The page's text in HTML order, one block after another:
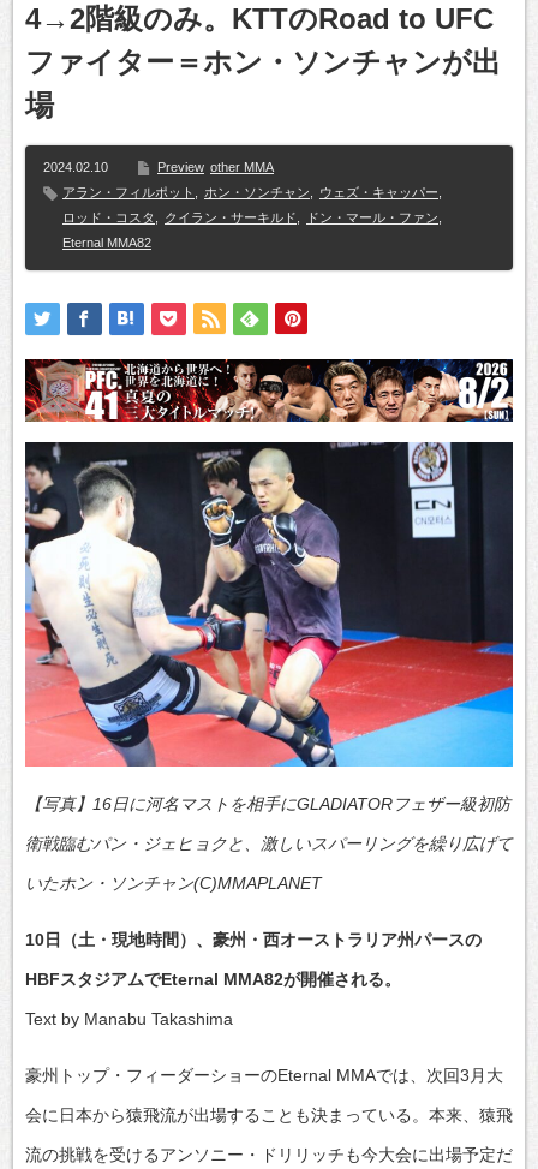
4→2階級のみ。KTTのRoad to UFC
ファイター＝ホン・ソンチャンが出
場
2024.02.10 Preview other MMA
アラン・フィルポット
ホン・ソンチャン ウェズ・キャッパー
ロッド・コスタ
クイラン・サーキルド ドン・マール・ファン
Eternal MMA82
【写真】16日に河名マストを相手にGLADIATORフェザー級初防
衛戦臨むパン・ジェヒョクと、激しいスパーリングを繰り広げて
いたホン・ソンチャン(C)MMAPLANET
10日（土・現地時間）、豪州・西オーストラリア州パースの
HBFスタジアムでEternal MMA82が開催される。
Text by Manabu Takashima
豪州トップ・フィーダーショーのEternal MMAでは、次回3月大
会に日本から猿飛流が出場することも決まっている。本来、猿飛
流の挑戦を受けるアンソニー・ドリリッチも今大会に出場予定だ